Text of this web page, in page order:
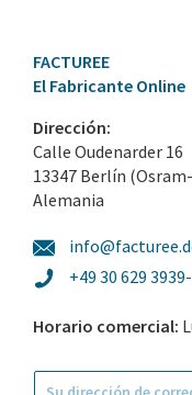
FACTUREE
El Fabricante Online
Dirección:
Calle Oudenarder 16
13347 Berlín
Alemania
+49 30 629
Horario comercial: